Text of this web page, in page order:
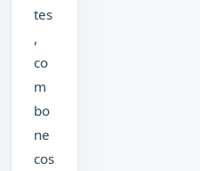
tes
,
co
m
bo
ne
cos